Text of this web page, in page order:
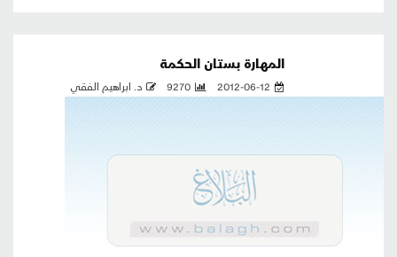
المهارة بستان الحكمة
2012-06-12
9270 د. ابراهيم الفقي